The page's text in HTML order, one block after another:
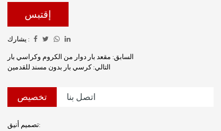
إقتبس
يشارك :
السابق: مقعد بار دوار من الكروم وكراسي بار
التالي: كرسي بار بدون مسند للقدمين
تخصيص اتصل بنا
تصميم أنيق: